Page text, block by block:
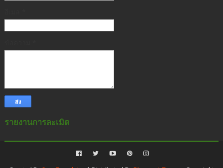
รายงานการละเมิด